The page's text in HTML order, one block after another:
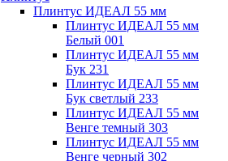
Плинтус ИДЕАЛ 55 мм
Плинтус ИДЕАЛ 55 мм
Белый 001
Плинтус ИДЕАЛ 55 мм
Бук 231
Плинтус ИДЕАЛ 55 мм
Бук светлый 233
Плинтус ИДЕАЛ 55 мм
Венге темный 303
Плинтус ИДЕАЛ 55 мм
Венге черный 302